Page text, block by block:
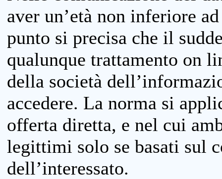
aver un’età non inferiore
punto si precisa che il
qualunque trattamento on
della società
accedere. La norma si
offerta diretta, e nel cui
legittimi solo se basati sul
dell’interessato.